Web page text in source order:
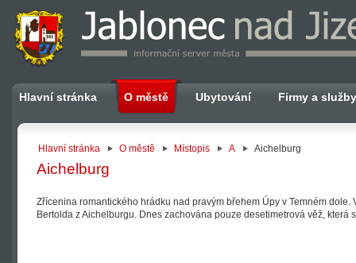
Hlavní stránka O městě Ubytování Firmy a služby
Hlavní stránka O městě Místopis A Aichelburg
Aichelburg
Zřícenina romantického hrádku nad pravým břehem Úpy v Temném
Bertolda z Aichelburgu. Dnes zachována pouze desetimetrová věž, která